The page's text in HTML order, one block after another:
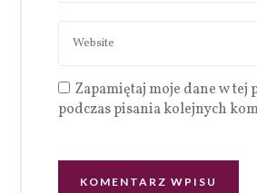
Zapamiętaj moje dane w tej
podczas pisania kolejnych